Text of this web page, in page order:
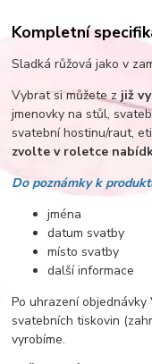
Kompletní
Sladká růžová jako v
Vybrat si můžete z již
jmenovky na stůl,
svatební hostinu/raut,
zvolte v roletce
Do poznámky k
jména
datum svatby
místo svatby
další informace
Po uhrazení
svatebních tiskovin
vyrobíme.